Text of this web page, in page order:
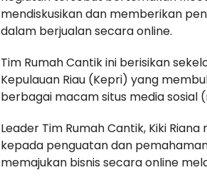
mendiskusikan dan memberikan
dalam berjualan secara online.
Tim Rumah Cantik ini berisikan
Kepulauan Riau (Kepri) yang
berbagai macam situs media sosial
Leader Tim Rumah Cantik, Kiki
kepada penguatan dan
memajukan bisnis secara online